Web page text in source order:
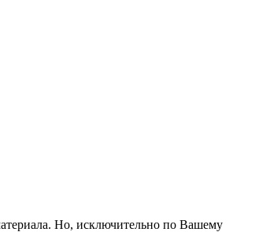
Но, исключительно по Вашему